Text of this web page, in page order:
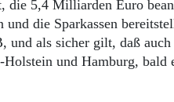
die 5,4 Milliarden Euro
die Sparkassen
und als sicher gilt, daß
und Hamburg, bald